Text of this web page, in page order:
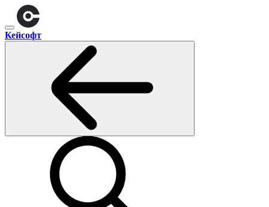
Кейсофт